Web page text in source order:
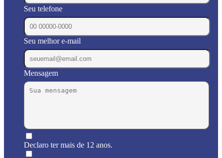
Seu telefone
Seu melhor e-mail
Mensagem
Declaro ter mais de 12 anos.